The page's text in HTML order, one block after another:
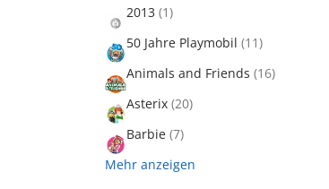
2013 (1)
50 Jahre Playmobil (11)
Animals and Friends (16)
Asterix (20)
Barbie (7)
Mehr anzeigen